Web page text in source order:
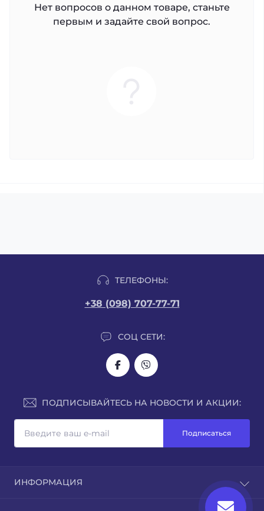
Нет вопросов о данном товаре, станьте
первым и задайте свой вопрос.
ТЕЛЕФОНЫ:
+38 (098) 707-77-71
СОЦ СЕТИ:
ПОДПИСЫВАЙТЕСЬ НА НОВОСТИ И АКЦИИ:
Подписаться
ИНФОРМАЦИЯ